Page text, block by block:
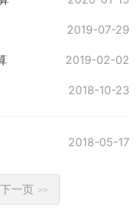
2019-07-29
2019-02-02
2018-10-23
2018-05-17
下一页 >>